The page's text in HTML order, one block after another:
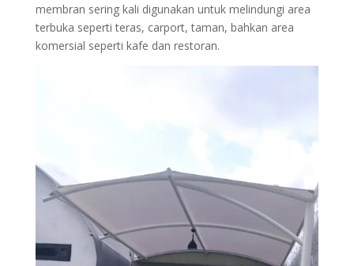
membran sering kali digunakan untuk melindungi area
terbuka seperti teras, carport, taman, bahkan area
komersial seperti kafe dan restoran.